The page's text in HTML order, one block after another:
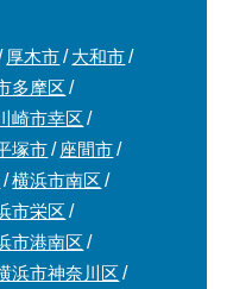
厚木市
大和市
多摩区
崎市幸区
塚市
座間市
横浜市南区
市栄区
市港南区
浜市神奈川区